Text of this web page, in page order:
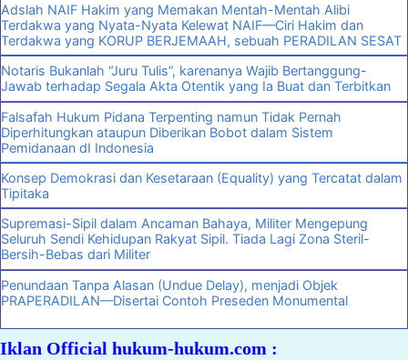
Adslah NAIF Hakim yang Memakan Mentah-Mentah Alibi
Terdakwa yang Nyata-Nyata Kelewat NAIF—Ciri Hakim dan
Terdakwa yang KORUP BERJEMAAH, sebuah PERADILAN SESAT
Notaris Bukanlah “Juru Tulis”, karenanya Wajib Bertanggung-
Jawab terhadap Segala Akta Otentik yang Ia Buat dan Terbitkan
Falsafah Hukum Pidana Terpenting namun Tidak Pernah
Diperhitungkan ataupun Diberikan Bobot dalam Sistem
Pemidanaan dI Indonesia
Konsep Demokrasi dan Kesetaraan (Equality) yang Tercatat dalam
Tipitaka
Supremasi-Sipil dalam Ancaman Bahaya, Militer Mengepung
Seluruh Sendi Kehidupan Rakyat Sipil. Tiada Lagi Zona Steril-
Bersih-Bebas dari Militer
Penundaan Tanpa Alasan (Undue Delay), menjadi Objek
PRAPERADILAN—Disertai Contoh Preseden Monumental
Iklan Official hukum-hukum.com :